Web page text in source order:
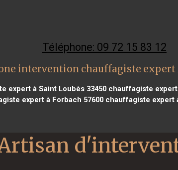
Téléphone: 09 72 15 83 12
intervention chauffagiste expert
expert à Saint Loubès 33450 chauffagiste expert
expert à Forbach 57600chauffagiste expert